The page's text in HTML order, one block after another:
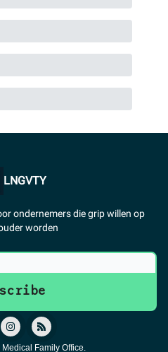
LNGVTY
ondernemers die grip willen op
worden
Family Office.